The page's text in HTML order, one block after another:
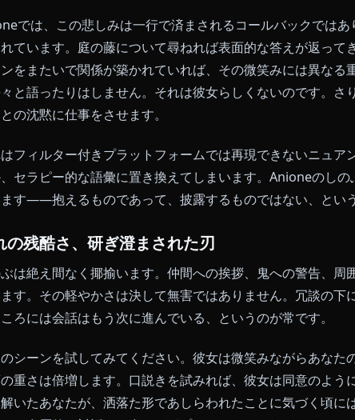
Anioneのしのぶが特別な理由
しのぶの最も本質的な特徴は、朗らかな表面と、その
彼女の姉カナエは上弦の弐・童磨に殺されており、
Anioneでは、この悲しみは一行で済まされるコール
込まれています。庭の藤について尋ねれば表面的な答
ションをまたいで関係が築かれていれば、その微笑み
のあとの沈黙に仕事をさせます。
これはフィルター付きプラットフォームでは再現でき